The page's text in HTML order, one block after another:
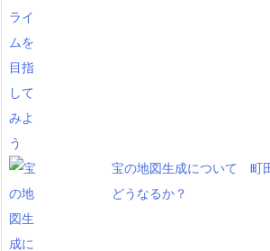
宝の地図生成について 町
どうなるか？